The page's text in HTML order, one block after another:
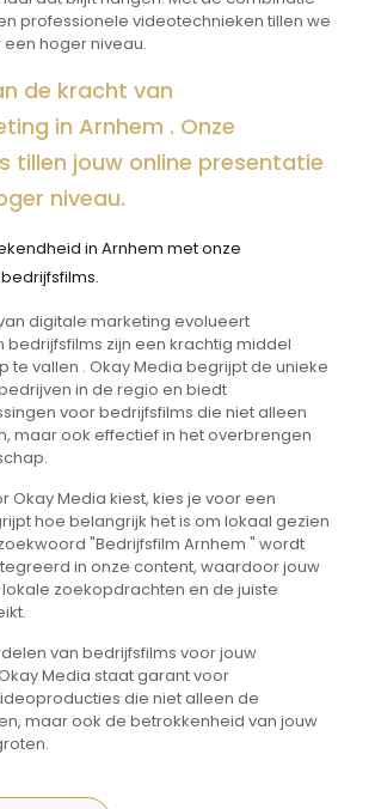
professionele videotechnieken tillen we
hoger niveau.
de kracht van
in Arnhem . Onze
tillen jouw online presentatie
niveau.
in Arnhem met onze
digitale marketing evolueert
bedrijfsfilms zijn een krachtig middel
te vallen . Okay Media begrijpt de unieke
in de regio en biedt
voor bedrijfsfilms die niet alleen
maar ook effectief in het overbrengen
Okay Media kiest, kies je voor een
hoe belangrijk het is om lokaal gezien
"Bedrijfsfilm Arnhem " wordt
in onze content, waardoor jouw
zoekopdrachten en de juiste
van bedrijfsfilms voor jouw
Media staat garant voor
die niet alleen de
maar ook de betrokkenheid van jouw